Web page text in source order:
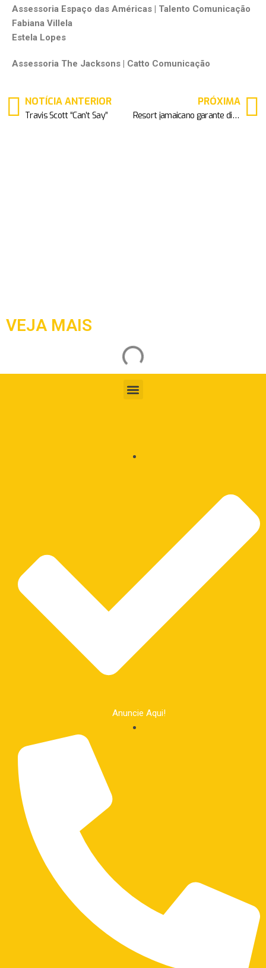
Assessoria Espaço das Américas | Talento Comunicação
Fabiana Villela
Estela Lopes
Assessoria The Jacksons | Catto Comunicação
NOTÍCIA ANTERIOR
Travis Scott “Can’t Say”
PRÓXIMA
Resort jamaicano garante diversão e relaxamento para adultos de todo o mundo
VEJA MAIS
Anuncie Aqui!